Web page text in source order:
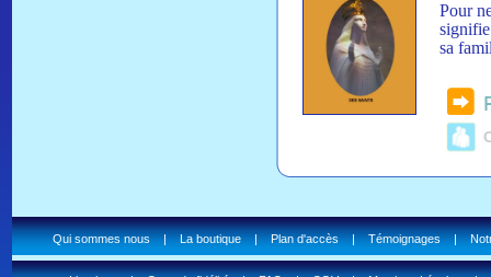
Pour
sa
Qui sommes nous|La boutique|Plan d'accès|Témoignages|